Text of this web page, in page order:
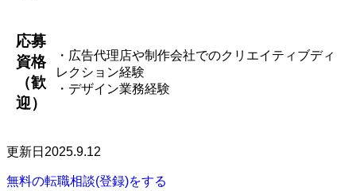
応募
資格
（歓
迎）
・広告代理店や制作会社でのクリエイティブディ
レクション経験
・デザイン業務経験
更新日2025.9.12
無料の転職相談(登録)をする